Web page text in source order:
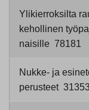
Ylikierroksilta
kehollinen
naisille 78181
Nukke- ja
perusteet